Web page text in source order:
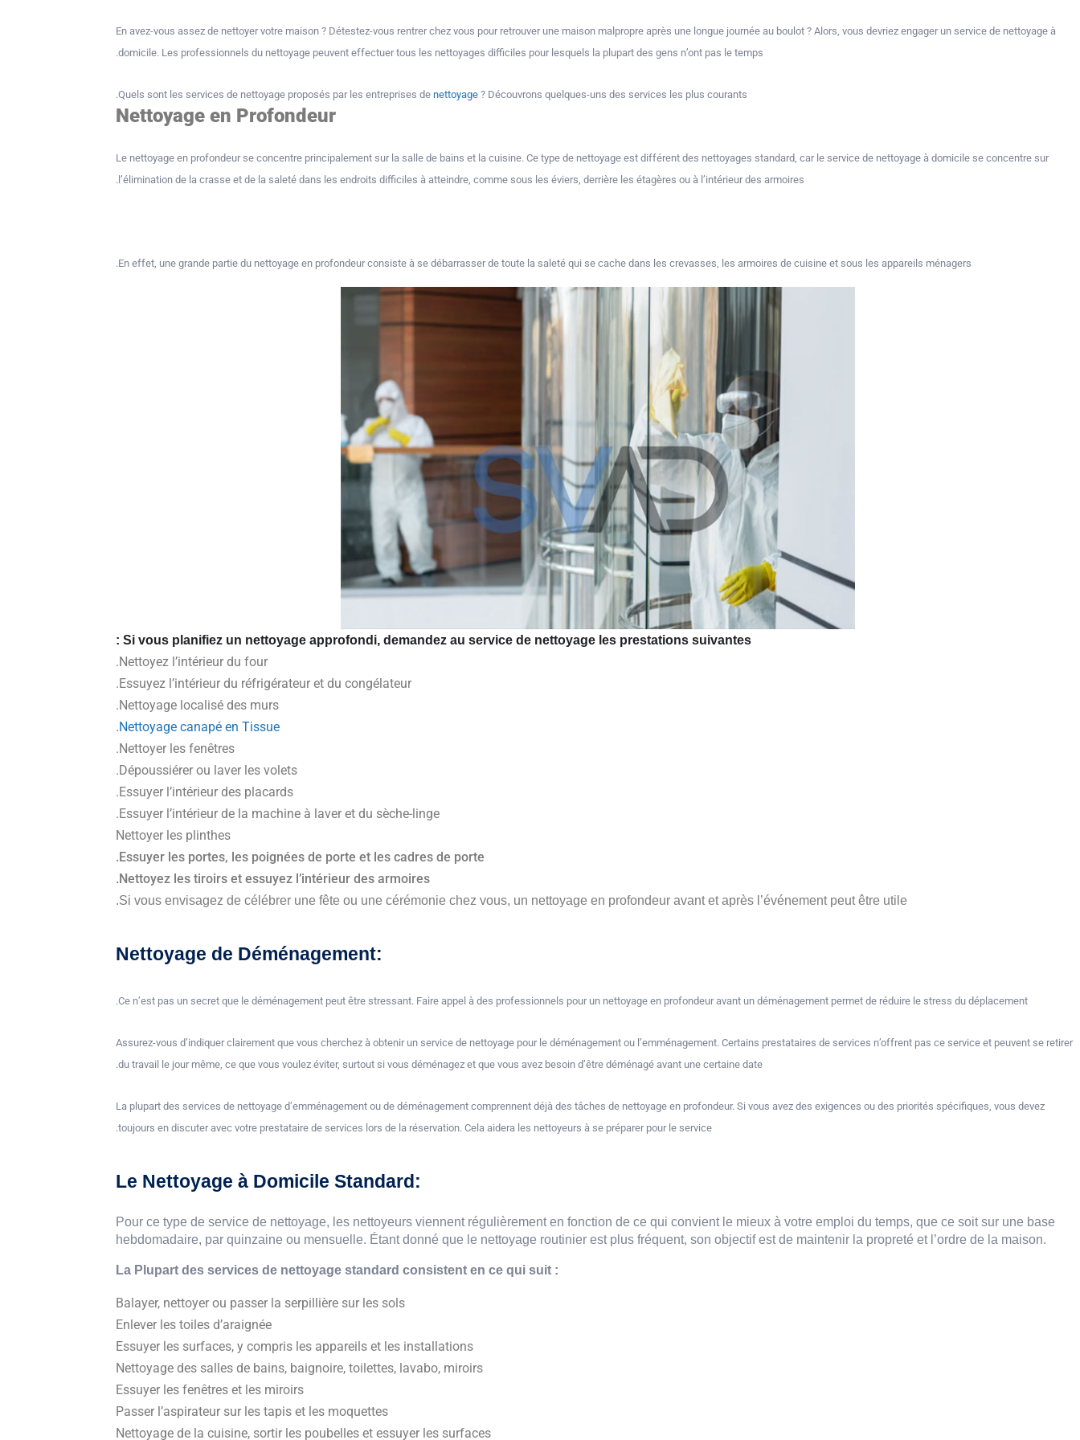
En avez-vous assez de nettoyer votre maison ? Détestez-vous rentrer chez vous pour retrouver une maison malpropre après une longue journée au boulot ? Alors, vous devriez engager un service de nettoyage à
domicile. Les professionnels du nettoyage peuvent effectuer tous les nettoyages difficiles pour lesquels la plupart des gens n’ont pas le temps.
Quels sont les services de nettoyage proposés par les entreprises de nettoyage ? Découvrons quelques-uns des services les plus courants.
Nettoyage en Profondeur
Le nettoyage en profondeur se concentre principalement sur la salle de bains et la cuisine. Ce type de nettoyage est différent des nettoyages standard, car le service de nettoyage à domicile se concentre sur
l’élimination de la crasse et de la saleté dans les endroits difficiles à atteindre, comme sous les éviers, derrière les étagères ou à l’intérieur des armoires.
En effet, une grande partie du nettoyage en profondeur consiste à se débarrasser de toute la saleté qui se cache dans les crevasses, les armoires de cuisine et sous les appareils ménagers.
Si vous planifiez un nettoyage approfondi, demandez au service de nettoyage les prestations suivantes :
Nettoyez l’intérieur du four.
Essuyez l’intérieur du réfrigérateur et du congélateur.
Nettoyage localisé des murs.
Nettoyage canapé en Tissue.
Nettoyer les fenêtres.
Dépoussiérer ou laver les volets.
Essuyer l’intérieur des placards.
Essuyer l’intérieur de la machine à laver et du sèche-linge.
Nettoyer les plinthes
Essuyer les portes, les poignées de porte et les cadres de porte.
Nettoyez les tiroirs et essuyez l’intérieur des armoires.
Si vous envisagez de célébrer une fête ou une cérémonie chez vous, un nettoyage en profondeur avant et après l’événement peut être utile.
Nettoyage de Déménagement:
Ce n’est pas un secret que le déménagement peut être stressant. Faire appel à des professionnels pour un nettoyage en profondeur avant un déménagement permet de réduire le stress du déplacement.
Assurez-vous d’indiquer clairement que vous cherchez à obtenir un service de nettoyage pour le déménagement ou l’emménagement. Certains prestataires de services n’offrent pas ce service et peuvent se retirer
du travail le jour même, ce que vous voulez éviter, surtout si vous déménagez et que vous avez besoin d’être déménagé avant une certaine date.
La plupart des services de nettoyage d’emménagement ou de déménagement comprennent déjà des tâches de nettoyage en profondeur. Si vous avez des exigences ou des priorités spécifiques, vous devez
toujours en discuter avec votre prestataire de services lors de la réservation. Cela aidera les nettoyeurs à se préparer pour le service.
Le Nettoyage à Domicile Standard:
Pour ce type de service de nettoyage, les nettoyeurs viennent régulièrement en fonction de ce qui convient le mieux à votre emploi du temps, que ce soit sur une base
hebdomadaire, par quinzaine ou mensuelle. Étant donné que le nettoyage routinier est plus fréquent, son objectif est de maintenir la propreté et l’ordre de la maison.
La P lupart des services de nettoyage standard consistent en ce qui suit :
Balayer, nettoyer ou passer la serpillière sur les sols
Enlever les toiles d’araignée
Essuyer les surfaces, y compris les appareils et les installations
Nettoyage des salles de bains, baignoire, toilettes, lavabo, miroirs
Essuyer les fenêtres et les miroirs
Passer l’aspirateur sur les tapis et les moquettes
Nettoyage de la cuisine, sortir les poubelles et essuyer les surfaces